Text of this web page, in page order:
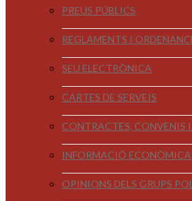
PREUS PÚBLICS
REGLAMENTS I
SEU ELECTRÒNICA
CARTES DE SERVEIS
CONTRACTES, CONVENIS
INFORMACIÓ ECONÒMICA
OPINIONS DELS GRUPS